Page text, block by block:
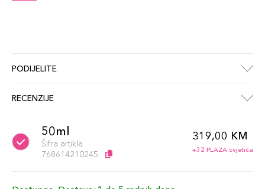
PODIJELITE
RECENZIJE
50ml
Šifra artikla
768614210245
319,00 KM
+32 PLAZA cvjetića